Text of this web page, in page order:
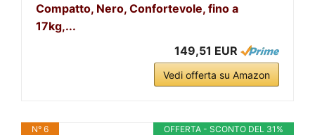
Compatto, Nero, Confortevole, fino a
17kg,...
149,51 EUR
Vedi offerta su Amazon
OFFERTA - SCONTO DEL 31%
N° 6